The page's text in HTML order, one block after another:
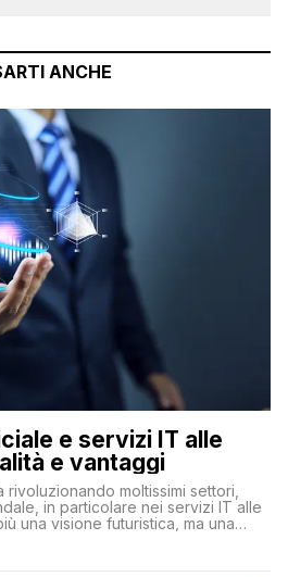
ANCHE
e servizi IT alle
e vantaggi
rivoluzionando moltissimi settori,
in particolare nei servizi IT alle
una visione futuristica, ma una
a un cambio significativo in